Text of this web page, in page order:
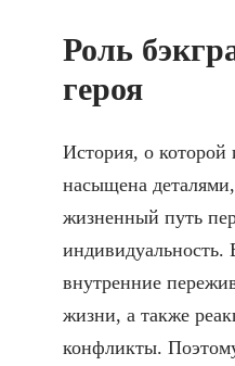
Роль
героя
История, о которой
насыщена
жизненный путь
индивидуальность.
внутренние
жизни, а также
конфликты.